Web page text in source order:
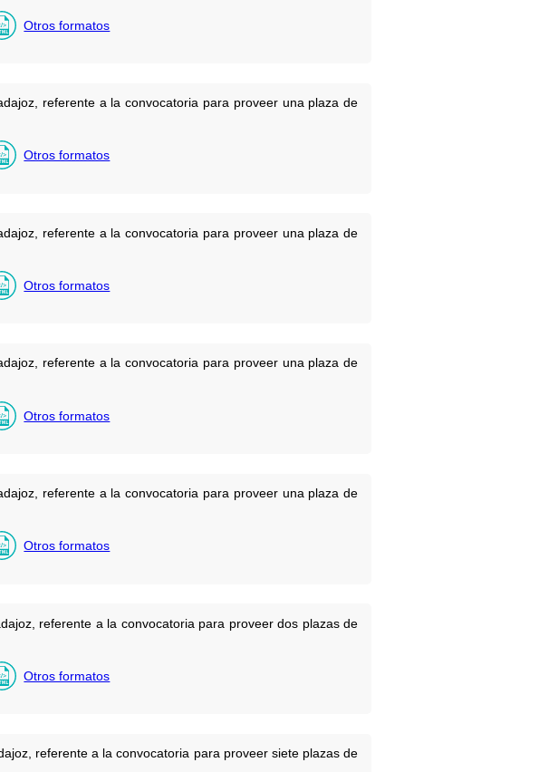
Otros formatos
referente a la convocatoria para proveer una plaza de
Otros formatos
referente a la convocatoria para proveer una plaza de
Otros formatos
referente a la convocatoria para proveer una plaza de
Otros formatos
referente a la convocatoria para proveer una plaza de
Otros formatos
referente a la convocatoria para proveer dos plazas de
Otros formatos
referente a la convocatoria para proveer siete plazas de